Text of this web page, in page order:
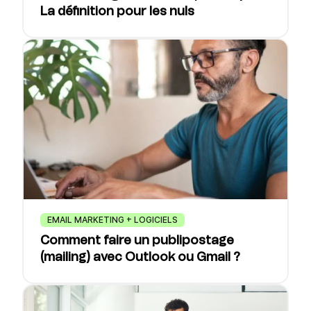
La définition pour les nuls
EMAIL MARKETING + LOGICIELS
Comment faire un publipostage
(mailing) avec Outlook ou Gmail ?